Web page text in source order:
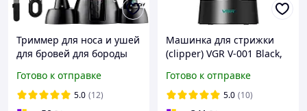
Триммер для носа и ушей
для бровей для бороды
беспроводной с
насадками на подставке
3в1 DSP
Готово к отправке
5.0 (12)
Машинка для стрижки
(clipper) VGR V-001 Black,
LED light, LED display
Готово к отправке
5.0 (10)